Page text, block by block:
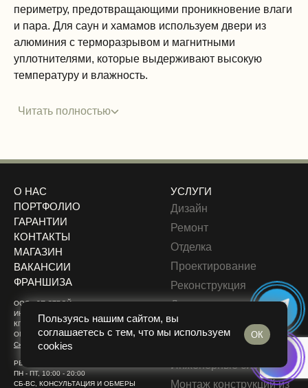
периметру, предотвращающими проникновение влаги
и пара. Для саун и хамамов используем двери из
алюминия с терморазрывом и магнитными
уплотнителями, которые выдерживают высокую
температуру и влажность.
Читать полностью
О НАС
ПОРТФОЛИО
ГАРАНТИИ
КОНТАКТЫ
МАГАЗИН
ВАКАНСИИ
ФРАНШИЗА
ООО «2П СТРОЙ»
ИНН: 9719021180
КПП: 771901001
ОГРН: 1217700595133
Скачать реквизиты
РЕЖИМ РАБОТЫ:
ПН - ПТ, 10:00 - 20:00
СБ-ВС, КОНСУЛЬТАЦИЯ И ОБМЕРЫ
УСЛУГИ
Дизайн
Ремонт
Отделка
Проектирование
Реконструкция
Демонтаж
Монтаж вентиляции и
кондиционирования
Инженерные системы
Монтаж конструкций из
Пользуясь нашим сайтом, вы
соглашаетесь с тем, что мы используем
cookies
ОК